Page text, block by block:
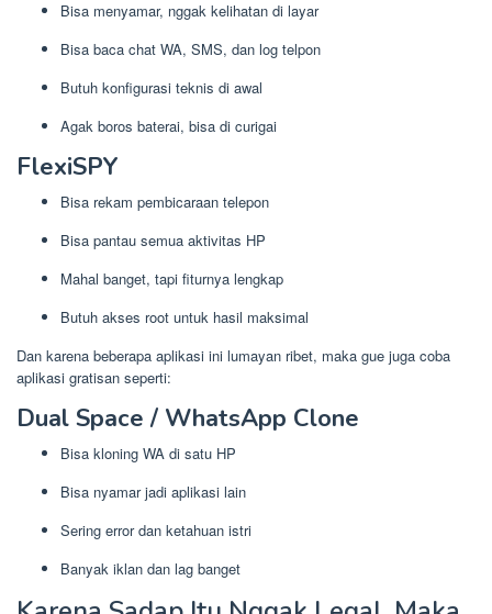
Bisa menyamar, nggak kelihatan di layar
Bisa baca chat WA, SMS, dan log telpon
Butuh konfigurasi teknis di awal
Agak boros baterai, bisa di curigai
FlexiSPY
Bisa rekam pembicaraan telepon
Bisa pantau semua aktivitas HP
Mahal banget, tapi fiturnya lengkap
Butuh akses root untuk hasil maksimal
Dan karena beberapa aplikasi ini lumayan ribet, maka gue juga coba
aplikasi gratisan seperti:
Dual Space / WhatsApp Clone
Bisa kloning WA di satu HP
Bisa nyamar jadi aplikasi lain
Sering error dan ketahuan istri
Banyak iklan dan lag banget